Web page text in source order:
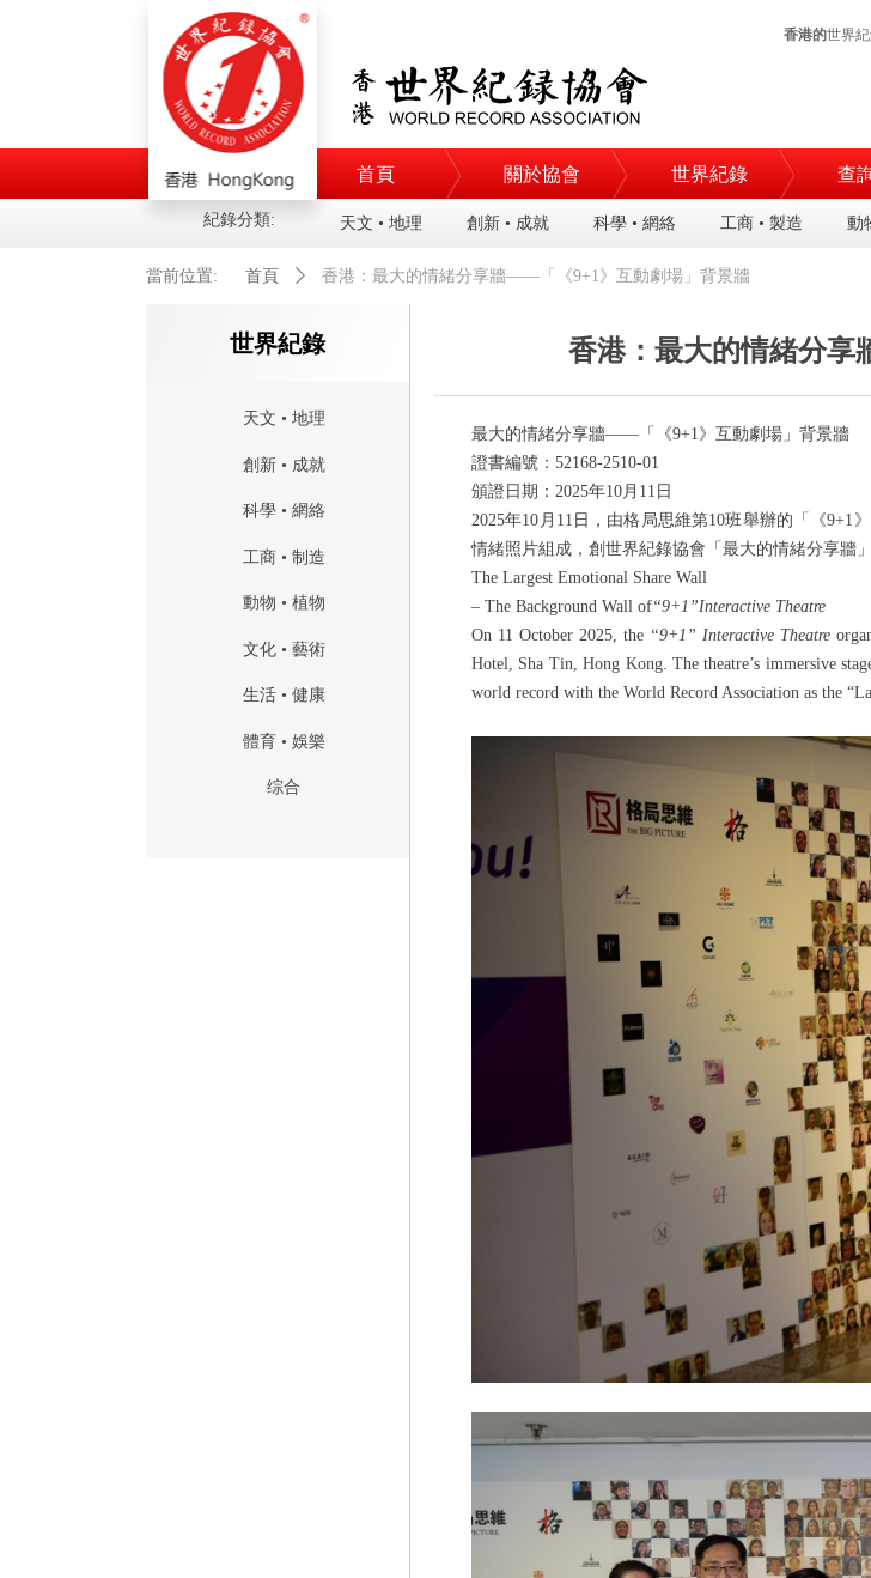
紀錄分類: 天文 • 地理 創新 • 成就 科學 • 網絡 工商 • 製造 動
首頁 關於協會 世界紀錄 查
香港的世界
天文 • 地理
創新 • 成就
科學 • 網絡
工商 • 制造
動物 • 植物
文化 • 藝術
生活 • 健康
體育 • 娛樂
综合
世界紀錄
當前位置:
香港：最大的情緒分
最大的情緒分享牆——「《9+1》互動劇場」背景牆
證書編號： 52168-2510-01
頒證日期： 2025年10月 11 日
2025年10 月 11 日， 由格局思維第10班舉辦的「《9+1
情緒照片組成 ，創世界紀錄協會「 最大的情緒分享牆
The Largest Emotional Share Wall
– The Background Wall of“9+1 ”Interactive Theatre
On 11 October 2025, the “9+1” Interactive Theatre
Hotel, Sha Tin, Hong Kong. The theatre’s immersive
world record with the World Record Association as the
首頁 ꄲ 香港：最大的情緒分享牆——「《9+1》互動劇場」背景牆